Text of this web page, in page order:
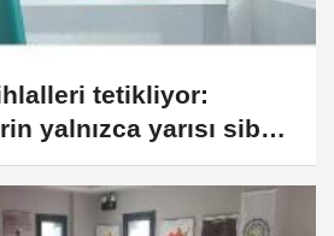
tetikliyor:
yalnızca yarısı siber
alıyor